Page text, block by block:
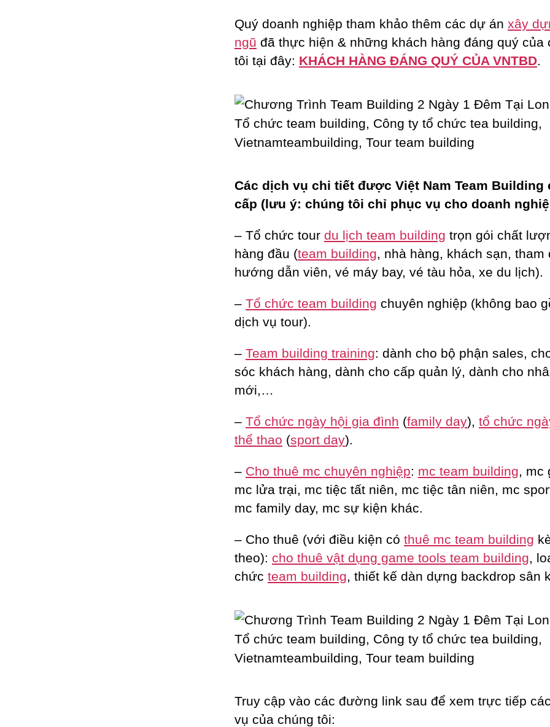
Quý doanh nghiệp tham khảo thêm các dự án xây
ngũ đã thực hiện & những khách hàng đáng quý của
tôi tại đây: KHÁCH HÀNG ĐÁNG QUÝ CỦA VNTBD
Các dịch vụ chi tiết được Việt Nam Team Building
cấp (lưu ý: chúng tôi chỉ phục vụ cho doanh
– Tổ chức tour du lịch team building trọn gói chất
hàng đầu (team building , nhà hàng, khách sạn, tham
hướng dẫn viên, vé máy bay, vé tàu hỏa, xe du lịch).
– Tổ chức team building chuyên nghiệp (không bao
dịch vụ tour).
– Team building training: dành cho bộ phận sales,
sóc khách hàng, dành cho cấp quản lý, dành cho
mới,…
– Tổ chức ngày hội gia đình (family day), tổ chức
thể thao (sport day).
– Cho thuê mc chuyên nghiệp: mc team building ,
mc lửa trại, mc tiệc tất niên, mc tiệc tân niên, mc
mc family day, mc sự kiện khác.
– Cho thuê (với điều kiện có thuê mc team building
theo): cho thuê vật dụng game tools team building ,
chức team building , thiết kế dàn dựng backdrop sân
Truy cập vào các đường link sau để xem trực tiếp
vụ của chúng tôi: